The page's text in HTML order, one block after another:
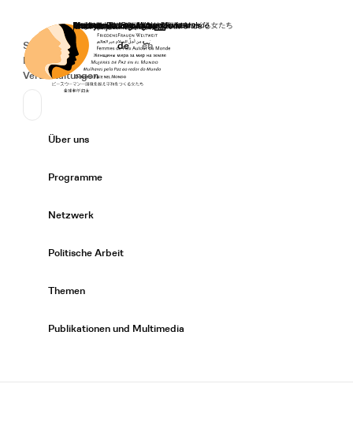
Startseite
Secondary Navigation
Spenden
News
Veranstaltungen
Sprache wechseln
Deutsch
de English
en
Primary Navigation
Über uns
Programme
Netzwerk
Politische Arbeit
Themen
Publikationen und Multimedia